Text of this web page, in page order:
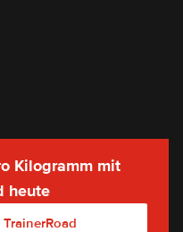
Kilogramm mit
heute